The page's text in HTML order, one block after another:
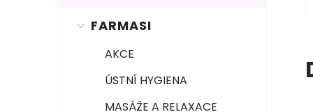
FARMASI
AKCE
ÚSTNÍ HYGIENA
MASÁŽE A RELAXACE